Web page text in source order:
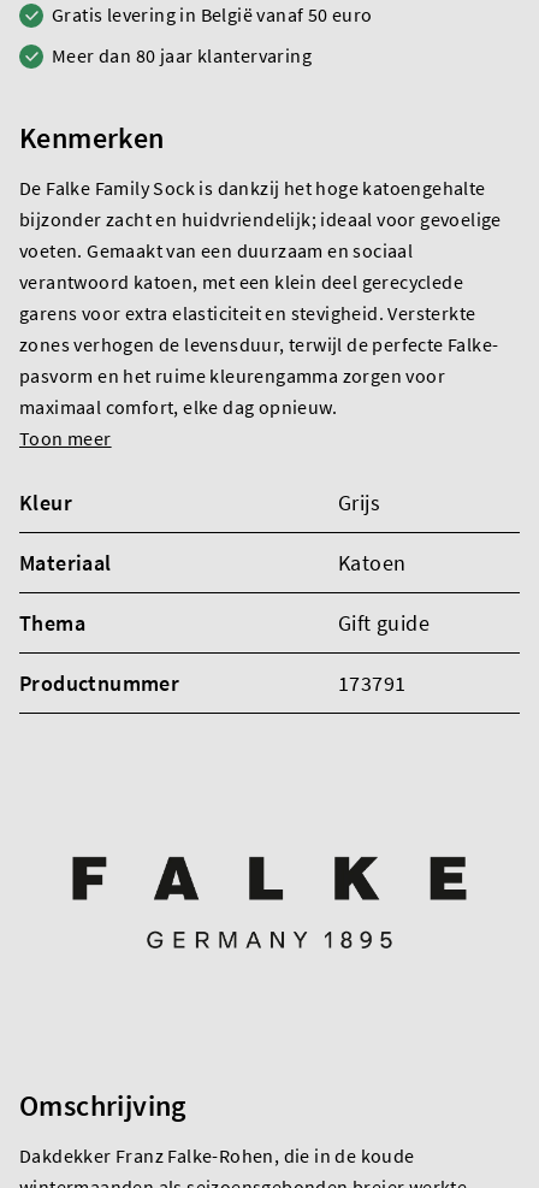
Gratis levering in België vanaf 50 euro
Meer dan 80 jaar klantervaring
Kenmerken
De Falke Family Sock is dankzij het hoge katoengehalte
bijzonder zacht en huidvriendelijk; ideaal voor gevoelige
voeten. Gemaakt van een duurzaam en sociaal
verantwoord katoen, met een klein deel gerecyclede
garens voor extra elasticiteit en stevigheid. Versterkte
zones verhogen de levensduur, terwijl de perfecte Falke-
pasvorm en het ruime kleurengamma zorgen voor
maximaal comfort, elke dag opnieuw.
Toon meer
Kleur Grijs
Materiaal Katoen
Thema Gift guide
Productnummer 173791
Omschrijving
Dakdekker Franz Falke-Rohen, die in de koude